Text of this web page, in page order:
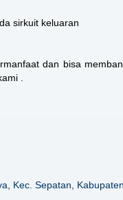
sirkuit keluaran
dan bisa
.
Kec. Sepatan,